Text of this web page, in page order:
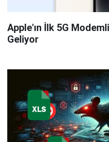
Apple'ın İlk 5G
Geliyor